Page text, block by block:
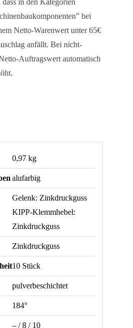
in den Kategorien
bei
Netto-Warenwert unter 65€
anfällt. Bei nicht-
Auftragswert automatisch
0,97 kg
alufarbig
Gelenk: Zinkdruckguss
KIPP-Klemmhebel:
Zinkdruckguss
Zinkdruckguss
10 Stück
pulverbeschichtet
184°
– / 8 / 10